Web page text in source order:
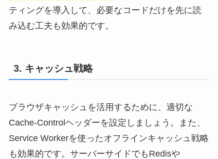
ティングを導入して、必要なコードだけを先に読
み込む工夫も効果的です。
3. キャッシュ戦略
ブラウザキャッシュを活用するために、適切な
Cache-Controlヘッダーを設定しましょう。また、
Service Workerを使ったオフラインキャッシュ戦略
も効果的です。サーバーサイドでもRedisや